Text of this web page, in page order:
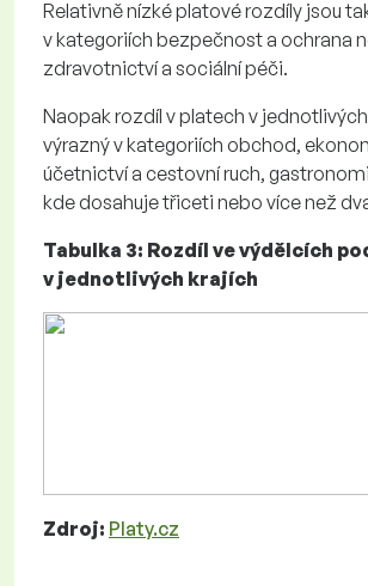
Relativně nízké platové rozdíly jsou
v kategoriích bezpečnost a ochrana
zdravotnictví a sociální péči.
Naopak rozdíl v platech v
výrazný v kategoriích obchod,
účetnictví a cestovní ruch,
kde dosahuje třiceti nebo více než
Tabulka 3: Rozdíl ve výdělcích
v jednotlivých krajích
Zdroj: Platy.cz